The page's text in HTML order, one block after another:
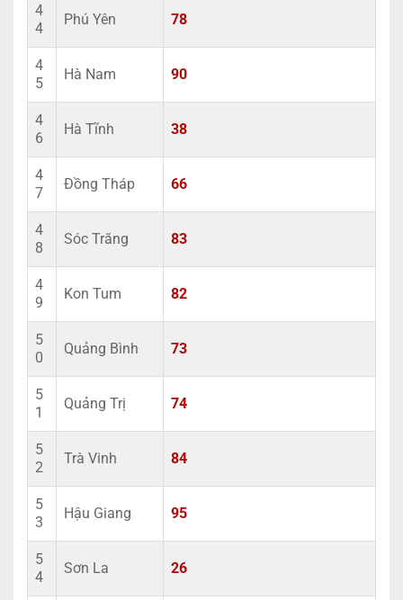
4
4
Phú Yên 78
4
5
Hà Nam 90
4
6
Hà Tĩnh 38
4
7
Đồng Tháp 66
4
8
Sóc Trăng 83
4
9
Kon Tum 82
5
0
Quảng Bình 73
5
1
Quảng Trị 74
5
2
Trà Vinh 84
5
3
Hậu Giang 95
5
4
Sơn La 26